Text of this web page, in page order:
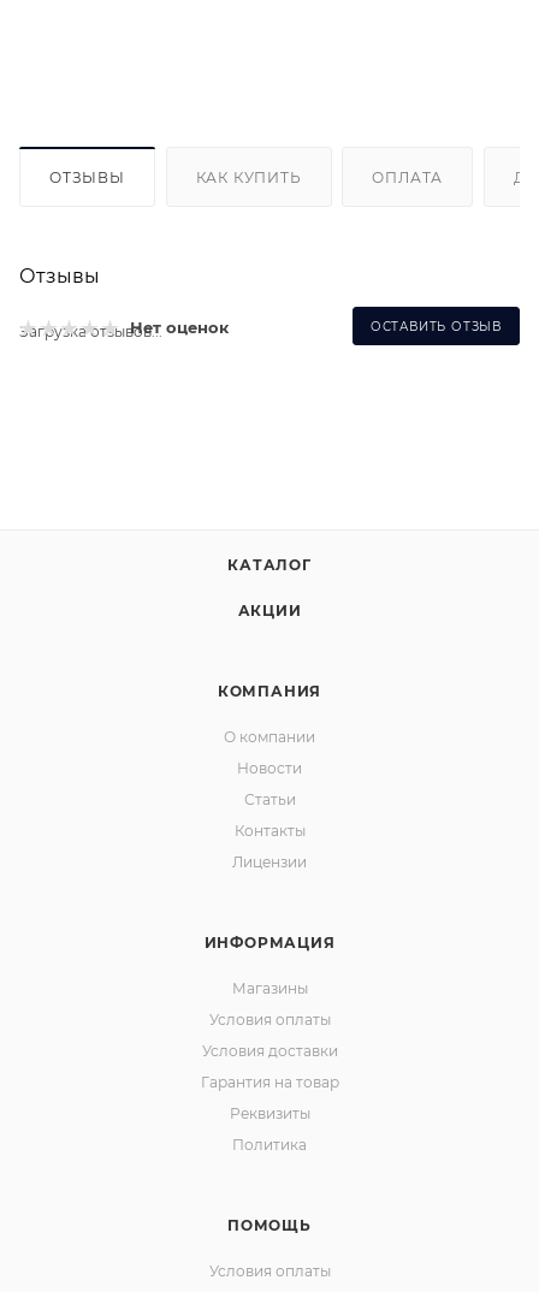
ОТЗЫВЫ КАК КУПИТЬ ОПЛАТА
Отзывы
Нет оценок ОСТАВИТЬ ОТЗЫВ
Загрузка отзывов...
КАТАЛОГ
АКЦИИ
КОМПАНИЯ
О компании
Новости
Статьи
Контакты
Лицензии
ИНФОРМАЦИЯ
Магазины
Условия оплаты
Условия доставки
Гарантия на товар
Реквизиты
Политика
ПОМОЩЬ
Условия оплаты